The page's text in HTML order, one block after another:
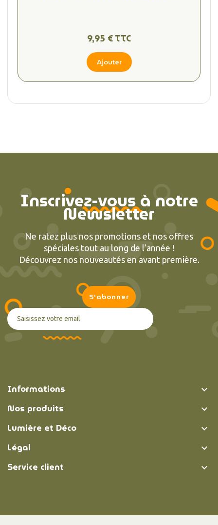
9,95 € TTC
Ajouter
Inscrivez-vous à notre
Newsletter
Ne ratez plus nos promotions et nos offres
spéciales tout au long de l’année !
Découvrez nos nouveautés en avant première.
Informations 
Nos produits 
Lumière et Déco 
Légal 
Service client 